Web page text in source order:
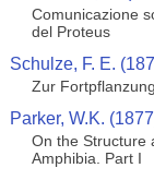
Comunicazione
del Proteus
Schulze, F. E.
Zur
Parker, W.K.
On the Structure
Amphibia. Part I